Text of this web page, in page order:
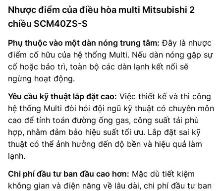
Nhược điểm của điều hòa multi Mitsubishi 2
chiều SCM40ZS-S
Phụ thuộc vào một dàn nóng trung tâm: Đây là nhược
điểm cố hữu của hệ thống Multi. Nếu dàn nóng gặp sự
cố hoặc bảo trì, toàn bộ các dàn lạnh kết nối sẽ
ngừng hoạt động.
Yêu cầu kỹ thuật lắp đặt cao: Việc thiết kế và thi công
hệ thống Multi đòi hỏi đội ngũ kỹ thuật có chuyên môn
cao để tính toán đường ống gas, công suất tải phù
hợp, nhằm đảm bảo hiệu suất tối ưu. Lắp đặt sai kỹ
thuật có thể ảnh hưởng đến độ bền và hiệu quả làm
lạnh.
Chi phí đầu tư ban đầu cao hơn: Mặc dù tiết kiệm
không gian và điện năng về lâu dài, chi phí đầu tư ban